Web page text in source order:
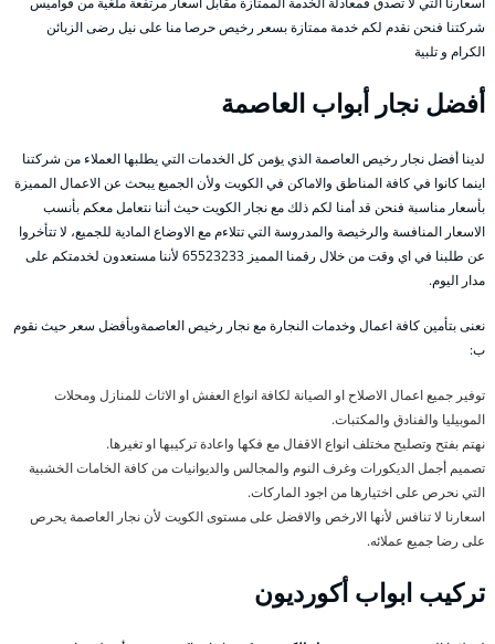
شركتنا فنحن نقدم لكم خدمة ممتازة بسعر رخيص حرصا منا على نيل رضى الزبائن
الكرام و تلبية
أفضل نجار أبواب العاصمة
لدينا أفضل نجار رخيص العاصمة الذي يؤمن كل الخدمات التي يطلبها العملاء من شركتنا
اينما كانوا في كافة المناطق والاماكن في الكويت ولأن الجميع يبحث عن الاعمال المميزة
بأسعار مناسبة فنحن قد أمنا لكم ذلك مع نجار الكويت حيث أننا نتعامل معكم بأنسب
الاسعار المنافسة والرخيصة والمدروسة التي تتلاءم مع الاوضاع المادية للجميع، لا تتأخروا
عن طلبنا في اي وقت من خلال رقمنا المميز 65523233 لأننا مستعدون لخدمتكم على
مدار اليوم.
نعنى بتأمين كافة اعمال وخدمات النجارة مع نجار رخيص العاصمةوبأفضل سعر حيث نقوم
ب:
توفير جميع اعمال الاصلاح او الصيانة لكافة انواع العفش او الاثاث للمنازل ومحلات
الموبيليا والفنادق والمكتبات.
نهتم بفتح وتصليح مختلف انواع الاقفال مع فكها واعادة تركيبها او تغيرها.
تصميم أجمل الديكورات وغرف النوم والمجالس والديوانيات من كافة الخامات الخشبية
التي نحرص على اختيارها من اجود الماركات.
اسعارنا لا تنافس لأنها الارخص والافضل على مستوى الكويت لأن نجار العاصمة يحرص
على رضا جميع عملائه.
تركيب ابواب أكورديون